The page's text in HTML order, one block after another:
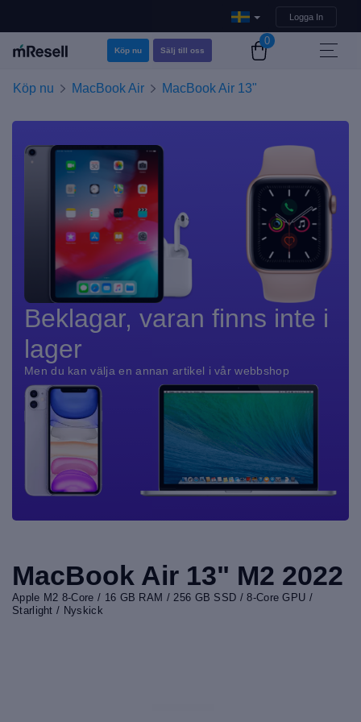
Logga In
Köp nu Sälj till oss
0
Köp nu MacBook Air MacBook Air 13"
Beklagar, varan finns inte i
lager
Men du kan välja en annan artikel i vår webbshop
MacBook Air 13" M2 2022
Apple M2 8-Core / 16 GB RAM / 256 GB SSD / 8-Core GPU /
Starlight / Nyskick